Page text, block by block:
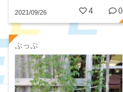
ーコンクリームパスタにしてい
ただきました。採れたてアスパ
ラはおいしかったです。
2021/09/26 4 0
ぷっぷ